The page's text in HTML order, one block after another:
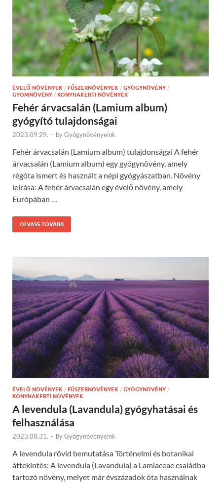
ÉVELŐ NÖVÉNYEK / FŰSZERNÖVÉNYEK / GYÓGYNÖVÉNY /
GYOMNÖVÉNY / KONYHAKERTI NÖVÉNYEK
Fehér árvacsalán (Lamium album)
gyógyító tulajdonságai
2023.09.29. - byGyógynövényeink
Fehér árvacsalán (Lamium album) tulajdonságai A fehér
árvacsalán (Lamium album) egy gyógynövény, amely
régóta ismert és használt a népi gyógyászatban. Növény
leírása: A fehér árvacsalán egy évelő növény, amely
Európában …
OLVASS TOVÁBB
ÉVELŐ NÖVÉNYEK / FŰSZERNÖVÉNYEK / GYÓGYNÖVÉNY /
KONYHAKERTI NÖVÉNYEK
A levendula (Lavandula) gyógyhatásai és
felhasználása
2023.08.31. - byGyógynövényeink
A levendula rövid bemutatása Történelmi és botanikai
áttekintés: A levendula (Lavandula) a Lamiaceae családba
tartozó növény, melyet már évszázadok óta használnak